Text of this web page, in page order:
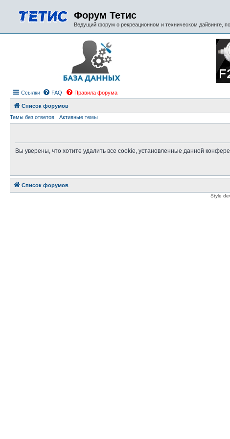
Форум Тетис
Ведущий форум о рекреационном и техническом дайвинге,
Ссылки FAQ Правила форума
Список форумов
Темы без ответов
Активные темы
Вы уверены, что хотите удалить все cookie, установленные данной
Список форумов
Style